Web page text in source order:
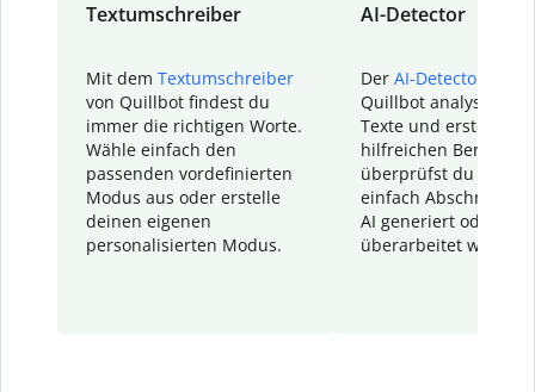
Textumschreiber
Mit dem Textumschreiber
von Quillbot findest du
immer die richtigen Worte.
Wähle einfach den
passenden vordefinierten
Modus aus oder erstelle
deinen eigenen
personalisierten Modus.
AI-Detector
Der AI-Detector
Quillbot analysiert
Texte und erstellt
hilfreichen Bericht.
überprüfst du
einfach Abschnitte,
AI generiert oder
überarbeitet wurden.